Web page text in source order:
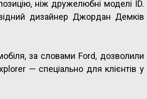
ніж дружелюбні моделі ID.
дизайнер Джордан Демків
за словами Ford, дозволили
— спеціально для клієнтів у